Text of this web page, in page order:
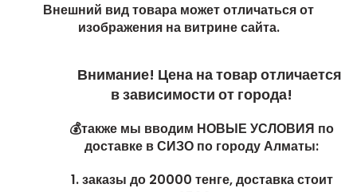
Внешний вид товара может отличаться от
изображения на витрине сайта.
Внимание! Цена на товар отличается
в зависимости от города!
💰также мы вводим НОВЫЕ УСЛОВИЯ по
доставке в СИЗО по городу Алматы:
1. заказы до 20000 тенге, доставка стоит